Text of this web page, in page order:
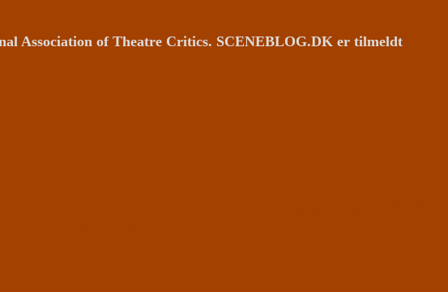
Association of Theatre Critics. SCENEBLOG.DK er tilmeldt